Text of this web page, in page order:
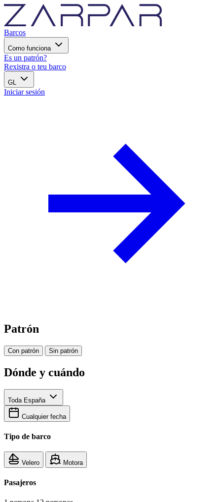
Barcos
Como funciona
Es un patrón?
Rexistra o teu barco
GL
Iniciar sesión
Patrón
Con patrón Sin patrón
Dónde y cuándo
Toda España
Cualquier fecha
Tipo de barco
Velero Motora
Pasajeros